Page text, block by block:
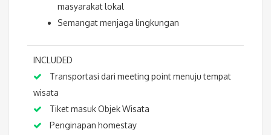
masyarakat lokal
Semangat menjaga lingkungan
INCLUDED
Transportasi dari meeting point menuju tempat
wisata
Tiket masuk Objek Wisata
Penginapan homestay